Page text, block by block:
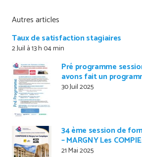
Autres articles
Taux de satisfaction stagiaires
2 Juil à 13 h 04 min
Pré programme
avons fait un
30 Juil 2025
34 ème session de
– MARGNY Les
21 Mai 2025